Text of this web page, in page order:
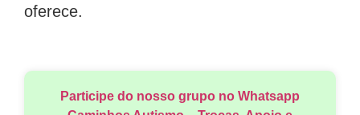
oferece.
Participe do nosso grupo no Whatsapp